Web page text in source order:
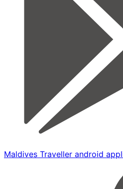
Maldives Traveller android